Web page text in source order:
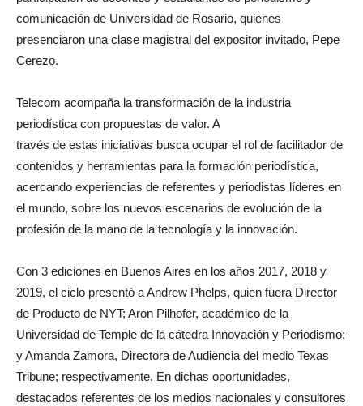
comunicación de Universidad de Rosario, quienes
presenciaron una clase magistral del expositor invitado, Pepe
Cerezo.
Telecom acompaña la transformación de la industria
periodística con propuestas de valor. A
través de estas iniciativas busca ocupar el rol de facilitador de
contenidos y herramientas para la formación periodística,
acercando experiencias de referentes y periodistas líderes en
el mundo, sobre los nuevos escenarios de evolución de la
profesión de la mano de la tecnología y la innovación.
Con 3 ediciones en Buenos Aires en los años 2017, 2018 y
2019, el ciclo presentó a Andrew Phelps, quien fuera Director
de Producto de NYT; Aron Pilhofer, académico de la
Universidad de Temple de la cátedra Innovación y Periodismo;
y Amanda Zamora, Directora de Audiencia del medio Texas
Tribune; respectivamente. En dichas oportunidades,
destacados referentes de los medios nacionales y consultores